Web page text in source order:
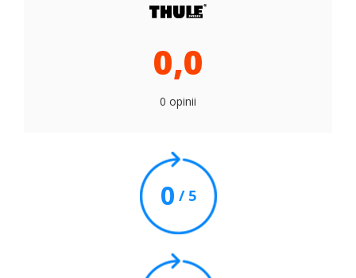
0,0
0 opinii
0 / 5